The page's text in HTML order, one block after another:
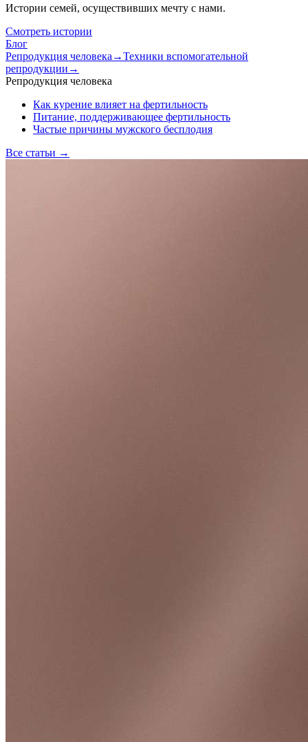
Истории семей, осуществивших мечту с нами.
Смотреть истории
Блог
Репродукция человека →Техники вспомогательной
репродукции →
Репродукция человека
Как курение влияет на фертильность
Питание, поддерживающее фертильность
Частые причины мужского бесплодия
Все статьи →